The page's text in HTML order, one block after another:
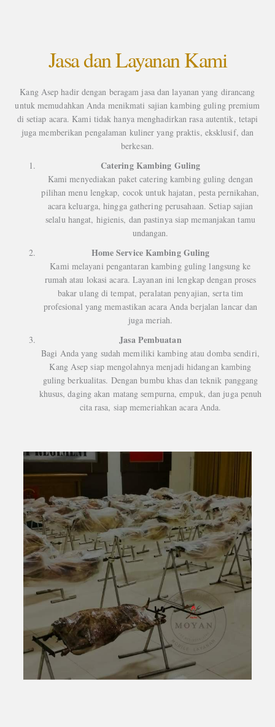
Jasa dan Layanan Kami
Kang Asep hadir dengan beragam jasa dan layanan yang dirancang
untuk memudahkan Anda menikmati sajian kambing guling premium
di setiap acara. Kami tidak hanya menghadirkan rasa autentik, tetapi
juga memberikan pengalaman kuliner yang praktis, eksklusif, dan
berkesan.
Catering Kambing Guling
Kami menyediakan paket catering kambing guling dengan
pilihan menu lengkap, cocok untuk hajatan, pesta pernikahan,
acara keluarga, hingga gathering perusahaan. Setiap sajian
selalu hangat, higienis, dan pastinya siap memanjakan tamu
undangan.
Home Service Kambing Guling
Kami melayani pengantaran kambing guling langsung ke
rumah atau lokasi acara. Layanan ini lengkap dengan proses
bakar ulang di tempat, peralatan penyajian, serta tim
profesional yang memastikan acara Anda berjalan lancar dan
juga meriah.
Jasa Pembuatan
Bagi Anda yang sudah memiliki kambing atau domba sendiri,
Kang Asep siap mengolahnya menjadi hidangan kambing
guling berkualitas. Dengan bumbu khas dan teknik panggang
khusus, daging akan matang sempurna, empuk, dan juga penuh
cita rasa, siap memeriahkan acara Anda.